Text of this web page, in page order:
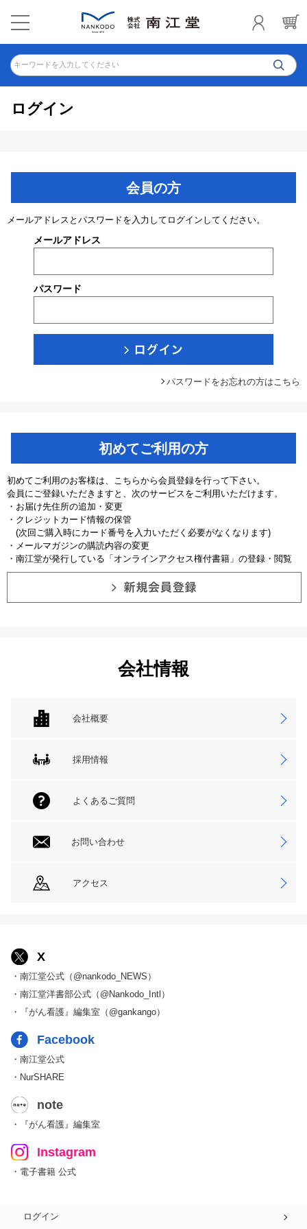
キーワードを入力してください
ログイン
会員の方
メールアドレスとパスワードを入力してログインしてください。
メールアドレス
パスワード
パスワードをお忘れの方はこちら
初めてご利用の方
初めてご利用のお客様は、こちらから会員登録を行って下さい。
会員にご登録いただきますと、次のサービスをご利用いただけます。
・お届け先住所の追加・変更
・クレジットカード情報の保管
(次回ご購入時にカード番号を入力いただく必要がなくなります)
・メールマガジンの購読内容の変更
・南江堂が発行している「オンラインアクセス権付書籍」の登録・閲覧
会社情報
会社概要
採用情報
よくあるご質問
お問い合わせ
アクセス
X
・南江堂公式（@nankodo_NEWS）
・南江堂洋書部公式（@Nankodo_Intl）
・『がん看護』編集室（@gankango）
Facebook
・南江堂公式
・NurSHARE
note
・『がん看護』編集室
Instagram
・電子書籍 公式
ログイン